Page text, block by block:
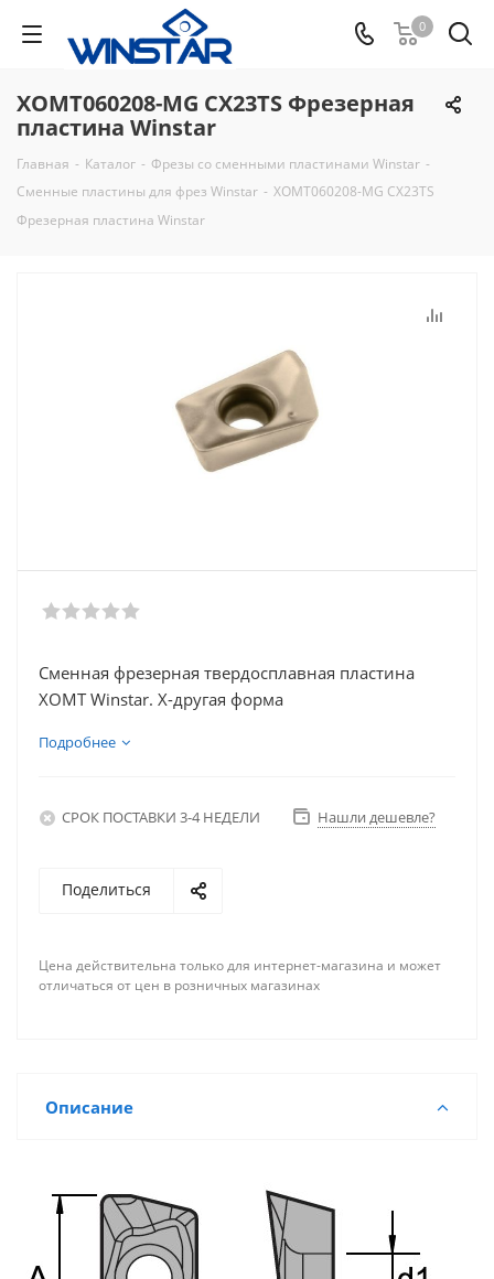
0
XOMT060208-MG CX23TS Фрезерная
пластина Winstar
Главная - Каталог - Фрезы со сменными пластинами Winstar -
Сменные пластины для фрез Winstar - XOMT060208-MG CX23TS
Фрезерная пластина Winstar
Сменная фрезерная твердосплавная пластина
XOMT Winstar. X-другая форма
Подробнее
СРОК ПОСТАВКИ 3-4 НЕДЕЛИ Нашли дешевле?
Поделиться
Цена действительна только для интернет-магазина и может
отличаться от цен в розничных магазинах
Описание